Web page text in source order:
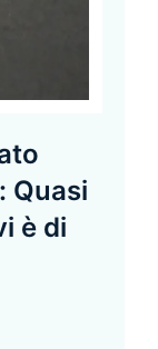
Quasi
è di